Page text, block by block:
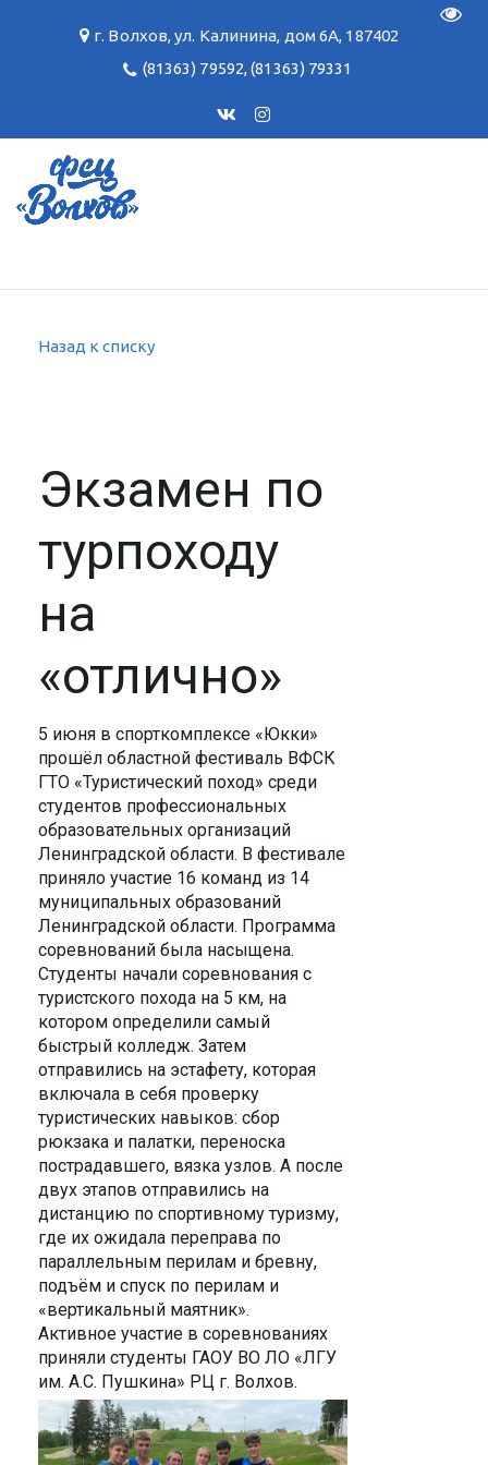
г. Волхов,ул. Калинина, дом 6А, 187402
(81363) 79592,(81363) 79331
Назад к списку
Экзамен по
турпоходу
на
«отлично»
5 июня в спорткомплексе «Юкки»
прошёл областной фестиваль ВФСК
ГТО «Туристический поход» среди
студентов профессиональных
образовательных организаций
Ленинградской области. В фестивале
приняло участие 16 команд из 14
муниципальных образований
Ленинградской области. Программа
соревнований была насыщена.
Студенты начали соревнования с
туристского похода на 5 км, на
котором определили самый
быстрый колледж. Затем
отправились на эстафету, которая
включала в себя проверку
туристических навыков: сбор
рюкзака и палатки, переноска
пострадавшего, вязка узлов. А после
двух этапов отправились на
дистанцию по спортивному туризму,
где их ожидала переправа по
параллельным перилам и бревну,
подъём и спуск по перилам и
«вертикальный маятник».
Активное участие в соревнованиях
приняли студенты ГАОУ ВО ЛО «ЛГУ
им. А.С. Пушкина» РЦ г. Волхов.